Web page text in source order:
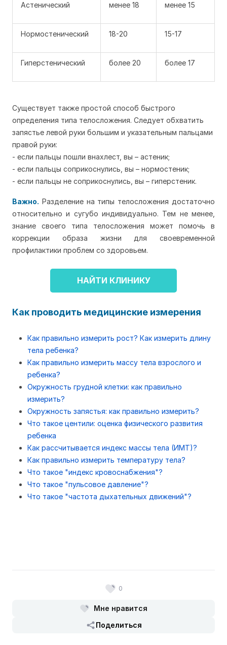
Астенический менее 18 менее 15
Нормостенический 18-20 15-17
Гиперстенический более 20 более 17
Существует также простой способ быстрого
определения типа телосложения. Следует обхватить
запястье левой руки большим и указательным пальцами
правой руки:
- если пальцы пошли внахлест, вы – астеник;
- если пальцы соприкоснулись, вы – нормостеник;
- если пальцы не соприкоснулись, вы – гиперстеник.
Важно. Разделение на типы телосложения достаточно
относительно и сугубо индивидуально. Тем не менее,
знание своего типа телосложения может помочь в
коррекции образа жизни для своевременной
профилактики проблем со здоровьем.
НАЙТИ КЛИНИКУ
Как проводить медицинские измерения
Как правильно измерить рост? Как измерить длину
тела ребенка?
Как правильно измерить массу тела взрослого и
ребенка?
Окружность грудной клетки: как правильно
измерить?
Окружность запястья: как правильно измерить?
Что такое центили: оценка физического развития
ребенка
Как рассчитывается индекс массы тела (ИМТ)?
Как правильно измерить температуру тела?
Что такое "индекс кровоснабжения"?
Что такое "пульсовое давление"?
Что такое "частота дыхательных движений"?
0
Мне нравится
Поделиться